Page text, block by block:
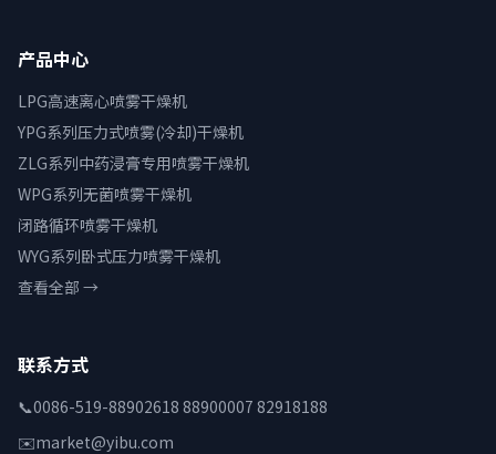
产品中心
LPG高速离心喷雾干燥机
YPG系列压力式喷雾(冷却)干燥机
ZLG系列中药浸膏专用喷雾干燥机
WPG系列无菌喷雾干燥机
闭路循环喷雾干燥机
WYG系列卧式压力喷雾干燥机
查看全部 →
联系方式
📞0086-519-88902618 88900007 82918188
✉️market@yibu.com